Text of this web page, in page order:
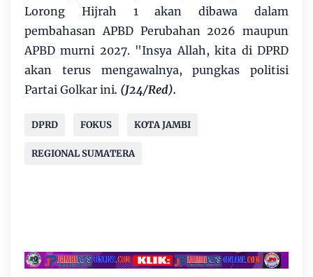
Lorong Hijrah 1 akan dibawa dalam
pembahasan APBD Perubahan 2026 maupun
APBD murni 2027. "Insya Allah, kita di DPRD
akan terus mengawalnya, pungkas politisi
Partai Golkar ini. (J24/Red).
DPRD FOKUS KOTA JAMBI
REGIONAL SUMATERA